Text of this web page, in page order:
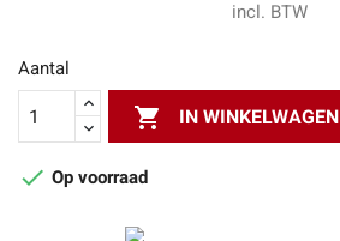
incl. BTW
Aantal
 IN WINKELWAGEN
 Op voorraad